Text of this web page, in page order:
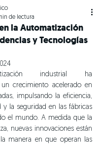
la Automatización
y Tecnologías
de lectura
industrial ha
crecimiento acelerado en
impulsando la eficiencia,
y la seguridad en las fábricas
el mundo. A medida que la
nuevas innovaciones están
manera en que operan las